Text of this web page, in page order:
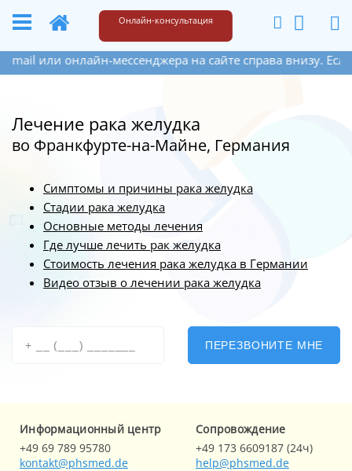
+49 173 6609187 Написать
Онлайн-консультация
на сайте справа внизу. Если Вы оставите
Лечение рака желудка
во Франкфурте-на-Майне, Германия
Симптомы и причины рака желудка
Стадии рака желудка
Основные методы лечения
Где лучше лечить рак желудка
Стоимость лечения рака желудка в Германии
Видео отзыв о лечении рака желудка
ПЕРЕЗВОНИТЕ МНЕ
Информационный центр
+49 69 789 95780
kontakt@phsmed.de
Cопровождение
+49 173 6609187 (24ч)
help@phsmed.de